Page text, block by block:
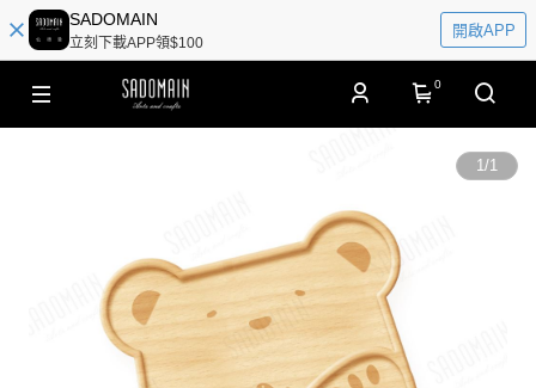
SADOMAIN
立刻下載APP領$100
開啟APP
0
1/1